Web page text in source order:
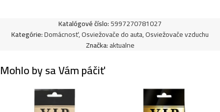
Katalógové číslo:5997270781027
Kategórie:Domácnosť,Osviežovače do auta,Osviežovače vzduchu
Značka:aktualne
Mohlo by sa Vám páčiť